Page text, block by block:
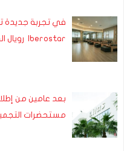
في تجربة جديدة
Iberostar رويال المنصور المهدية يطلق Pila…
مستحضرات